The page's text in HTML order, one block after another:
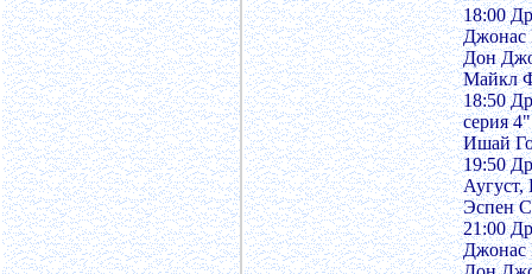
18:00
Джонас
Дон
Майкл
18:50
серия
Ишай
19:50
Аугуст,
Эспен
21:00
Джонас